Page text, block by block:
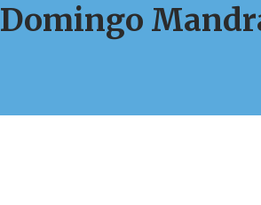
Domingo